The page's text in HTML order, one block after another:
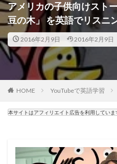
アメリカの子供向けスト
豆の木」 を英語でリスニ
2016年2月9日 2016年2月9日
HOME YouTubeで英語学習
本サイトはアフィリエイト広告を利用していま